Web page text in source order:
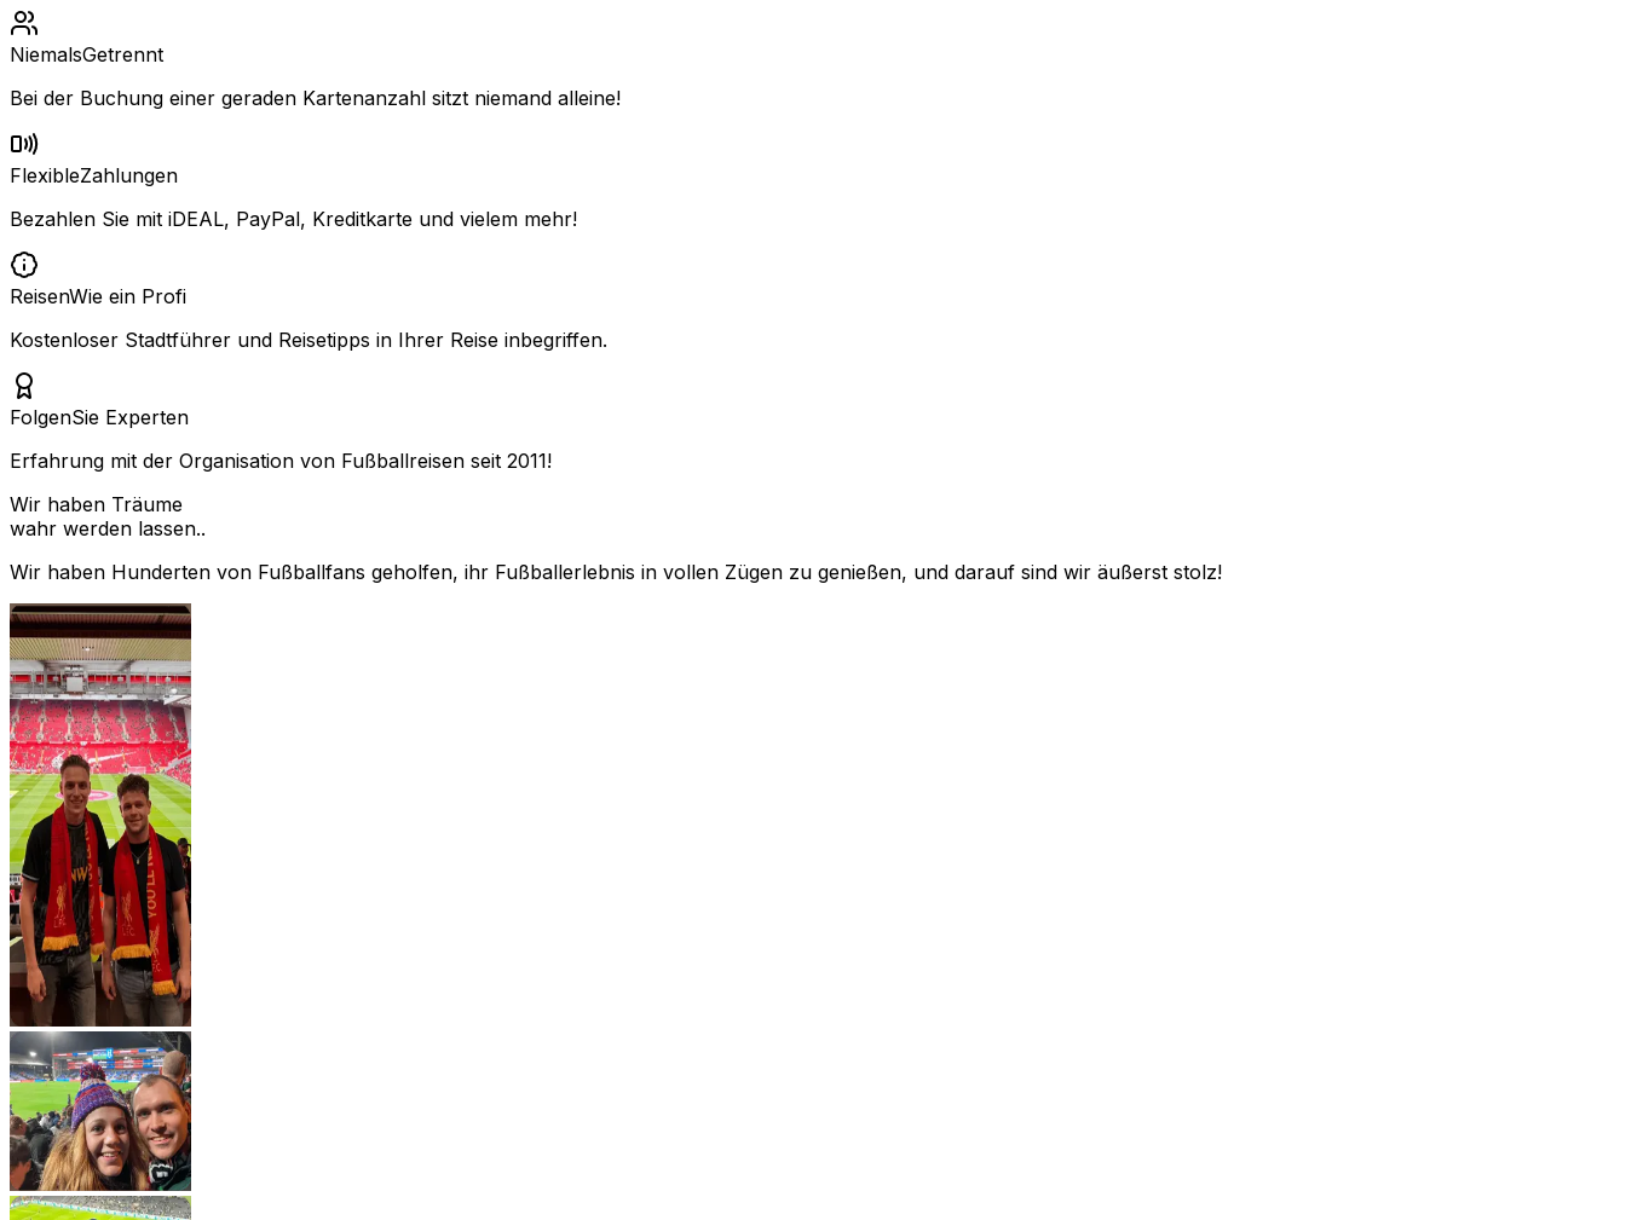
NiemalsGetrennt
Bei der Buchung einer geraden Kartenanzahl sitzt niemand alleine!
FlexibleZahlungen
Bezahlen Sie mit iDEAL, PayPal, Kreditkarte und vielem mehr!
ReisenWie ein Profi
Kostenloser Stadtführer und Reisetipps in Ihrer Reise inbegriffen.
FolgenSie Experten
Erfahrung mit der Organisation von Fußballreisen seit 2011!
Wir haben Träume
wahr werden lassen..
Wir haben Hunderten von Fußballfans geholfen, ihr Fußballerlebnis in vollen Zügen zu genießen, und darauf sind wir äußerst stolz!